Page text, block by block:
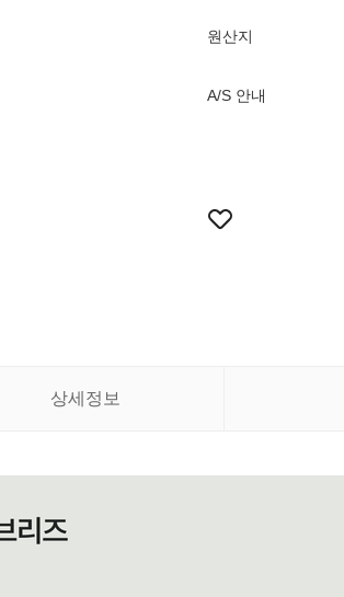
원산지
A/S 안내
상세정보